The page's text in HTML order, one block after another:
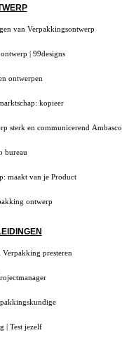
van Verpakkingsontwerp
| 99designs
ontwerpen
kopieer
sterk en communicerend Ambasco
bureau
maakt van je Product
ontwerp
Verpakking presteren
| Test jezelf